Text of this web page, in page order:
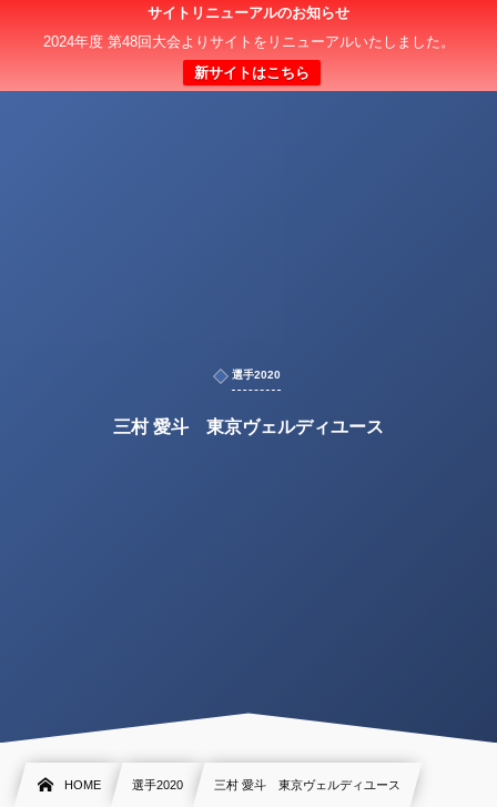
サイトリニューアルのお知らせ
2024年度 第48回大会よりサイトをリニューアルいたしました。
新サイトはこちら
選手2020
三村 愛斗 東京ヴェルディユース
HOME 選手2020 三村 愛斗 東京ヴェルディユース